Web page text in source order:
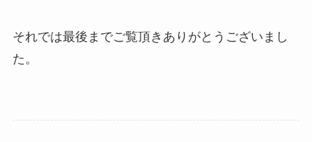
それでは最後までご覧頂きありがとうございまし
た。